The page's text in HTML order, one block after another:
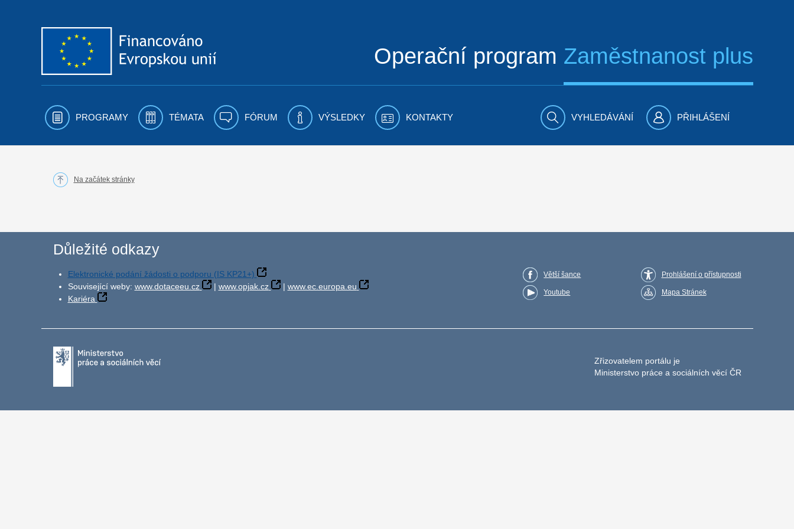
Operační program Zaměstnanost plus
PROGRAMY TÉMATA FÓRUM VÝSLEDKY KONTAKTY VYHLEDÁVÁNÍ PŘIHLÁŠENÍ
Na začátek stránky
Důležité odkazy
Elektronické podání žádosti o podporu (IS KP21+)
Související weby: www.dotaceeu.cz | www.opjak.cz | www.ec.europa.eu
Kariéra
Větší šance
Youtube
Prohlášení o přístupnosti
Mapa Stránek
Zřizovatelem portálu je
Ministerstvo práce a sociálních věcí ČR